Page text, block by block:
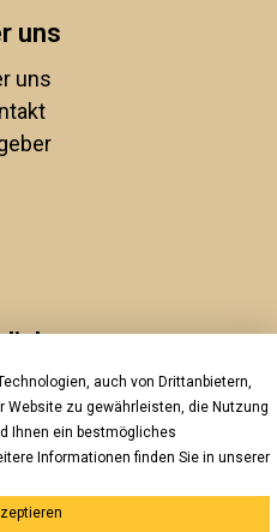
uns
uns
AGBs
Zahlung
auch von Drittanbietern,
zu gewährleisten, die Nutzung
Ihnen ein bestmögliches
Informationen finden Sie in unserer